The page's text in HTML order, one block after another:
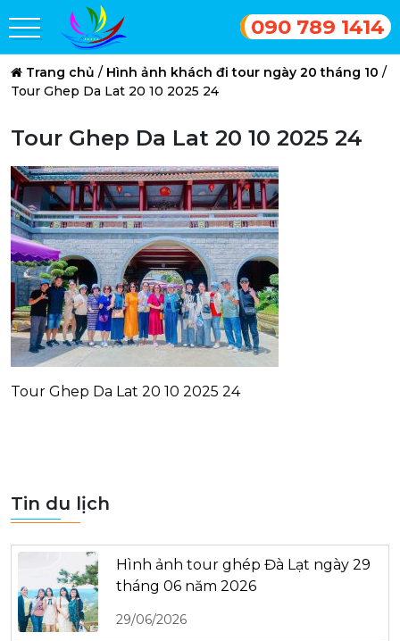
090 789 1414
Trang chủ / Hình ảnh khách đi tour ngày 20 tháng 10 /
Tour Ghep Da Lat 20 10 2025 24
Tour Ghep Da Lat 20 10 2025 24
Tour Ghep Da Lat 20 10 2025 24
Tin du lịch
Hình ảnh tour ghép Đà Lạt ngày 29
tháng 06 năm 2026
29/06/2026